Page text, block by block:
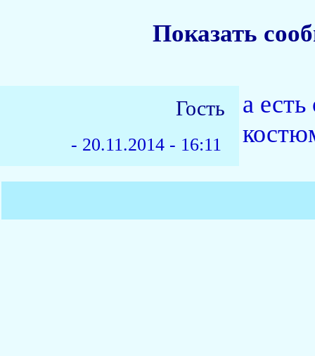
Показать
Гость
- 20.11.2014 - 16:11
а